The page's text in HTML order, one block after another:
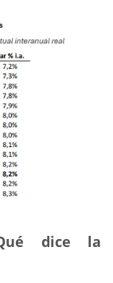
dice la